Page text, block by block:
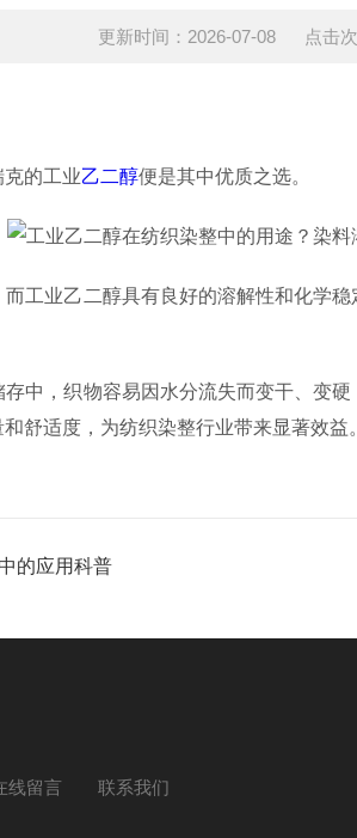
更新时间：2026-07-08 点击
的工业乙二醇便是其中优质之选。
工业乙二醇具有良好的溶解性和化学
中，织物容易因水分流失而变干、变
舒适度，为纺织染整行业带来显著效益。
的应用科普
线留言 联系我们